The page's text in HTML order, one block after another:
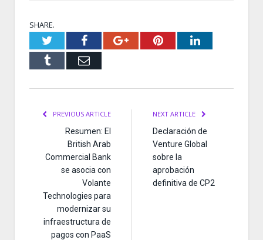
SHARE.
TwitterFacebookGoogle+PinterestLinkedIn
Tumblr Email
PREVIOUS ARTICLE
Resumen: El
British Arab
Commercial Bank
se asocia con
Volante
Technologies para
modernizar su
infraestructura de
pagos con PaaS
NEXT ARTICLE
Declaración de
Venture Global
sobre la
aprobación
definitiva de CP2